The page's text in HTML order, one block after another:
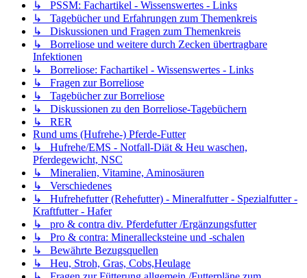
↳ PSSM: Fachartikel - Wissenswertes - Links
↳ Tagebücher und Erfahrungen zum Themenkreis
↳ Diskussionen und Fragen zum Themenkreis
↳ Borreliose und weitere durch Zecken übertragbare
Infektionen
↳ Borreliose: Fachartikel - Wissenswertes - Links
↳ Fragen zur Borreliose
↳ Tagebücher zur Borreliose
↳ Diskussionen zu den Borreliose-Tagebüchern
↳ RER
Rund ums (Hufrehe-) Pferde-Futter
↳ Hufrehe/EMS - Notfall-Diät & Heu waschen,
Pferdegewicht, NSC
↳ Mineralien, Vitamine, Aminosäuren
↳ Verschiedenes
↳ Hufrehefutter (Rehefutter) - Mineralfutter - Spezialfutter -
Kraftfutter - Hafer
↳ pro & contra div. Pferdefutter /Ergänzungsfutter
↳ Pro & contra: Minerallecksteine und -schalen
↳ Bewährte Bezugsquellen
↳ Heu, Stroh, Gras, Cobs,Heulage